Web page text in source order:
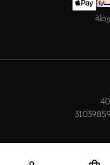
وغيرها، لتكون دائمًا في أبهى
الأسبوع برفقة أصدقائك
مع مجموعة متنوعة من